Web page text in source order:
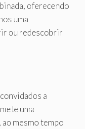
oferecendo
uma
ou redescobrir
a
uma
mesmo tempo